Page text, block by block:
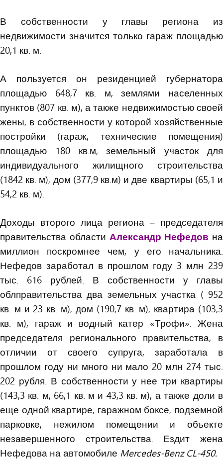
В собственности у главы региона из
недвижимости значится только гараж площадью
20,1 кв. м.
А пользуется он резиденцией губернатора
площадью 648,7 кв. м, землями населенных
пунктов (807 кв. м), а также недвижимостью своей
жены, в собственности у которой хозяйственные
постройки (гараж, технические помещения)
площадью 180 кв.м, земельный участок для
индивидуального жилищного строительства
(1842 кв. м), дом (377,9 кв.м) и две квартиры (65,1 и
54,2 кв. м).
Доходы второго лица региона – председателя
правительства области Александр Нефедов на
миллион поскромнее чем, у его начальника.
Нефедов заработал в прошлом году 3 млн 239
тыс. 616 рублей. В собственности у главы
облправительства два земельных участка ( 952
кв. м и 23 кв. м), дом (190,7 кв. м), квартира (103,3
кв. м), гараж и водный катер «Трофи». Жена
председателя регионального правительства, в
отличии от своего супруга, заработала в
прошлом году ни много ни мало 20 млн 274 тыс.
202 рубля. В собственности у нее три квартиры
(143,3 кв. м, 66,1 кв. м и 43,3 кв. м), а также доли в
еще одной квартире, гаражном боксе, подземной
парковке, нежилом помещении и объекте
незавершенного строительства. Ездит жена
Нефедова на автомобиле Mercedes-Benz CL-450.